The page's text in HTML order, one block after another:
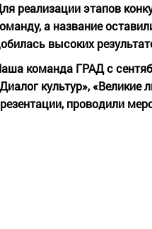
реализации этапов
а название
высоких
команда ГРАД с
культур»,
проводили